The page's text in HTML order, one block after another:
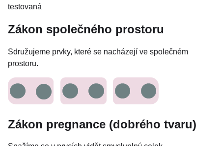
testovaná
Zákon společného prostoru
Sdružujeme prvky, které se nacházejí ve společném
prostoru.
Zákon pregnance (dobrého tvaru)